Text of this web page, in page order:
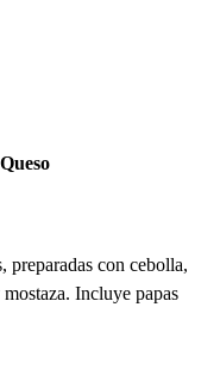
preparadas con cebolla,
Incluye papas